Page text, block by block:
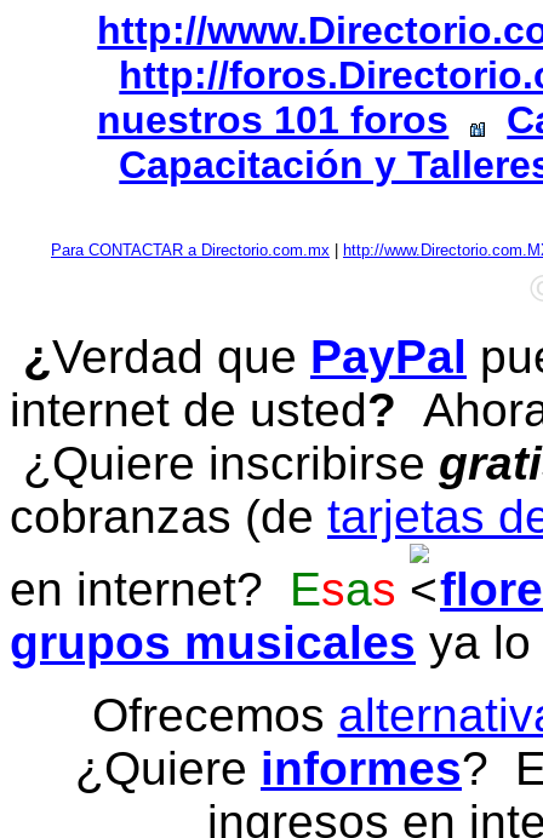
http://
http://
nuestros 101 foros
Capacitación y
Para CONTACTAR a Directorio.com.mx http://
¿Verdad que PayPal
internet de usted?
¿Quiere inscribirse
cobranzas (de tarjetas
en internet? Esas
grupos musicales ya
Ofrecemos
¿Quiere informes?
ingresos en